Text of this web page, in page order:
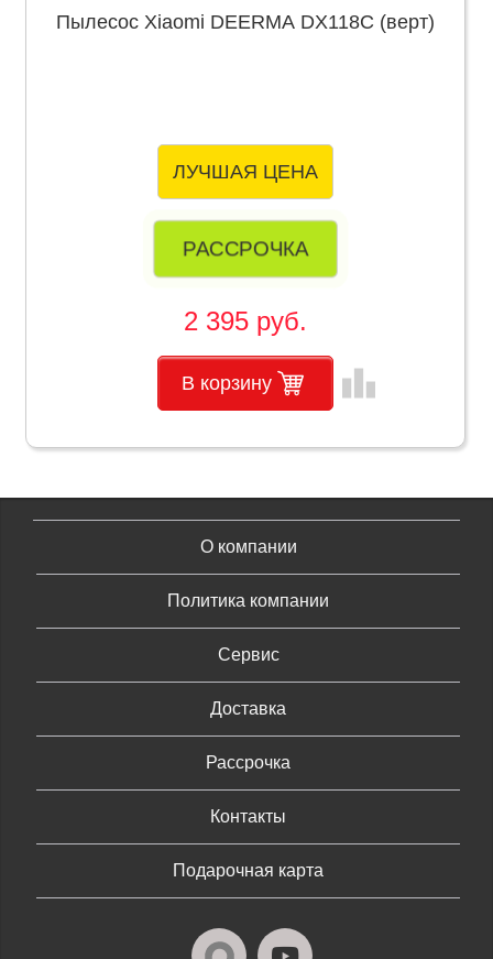
Пылесос Xiaomi DEERMA DX118C (верт)
ЛУЧШАЯ ЦЕНА
РАССРОЧКА
2 395 руб.
В корзину leaderboard
О компании
Политика компании
Сервис
Доставка
Рассрочка
Контакты
Подарочная карта